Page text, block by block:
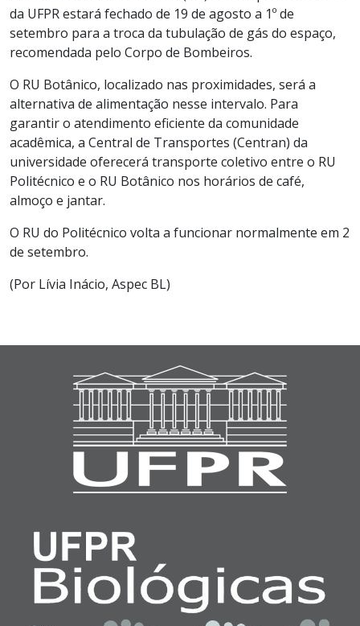
da UFPR estará fechado de 19 de agosto a 1º de
setembro para a troca da tubulação de gás do espaço,
recomendada pelo Corpo de Bombeiros.
O RU Botânico, localizado nas proximidades, será a
alternativa de alimentação nesse intervalo. Para
garantir o atendimento eficiente da comunidade
acadêmica, a Central de Transportes (Centran) da
universidade oferecerá transporte coletivo entre o RU
Politécnico e o RU Botânico nos horários de café,
almoço e jantar.
O RU do Politécnico volta a funcionar normalmente em 2
de setembro.
(Por Lívia Inácio, Aspec BL)